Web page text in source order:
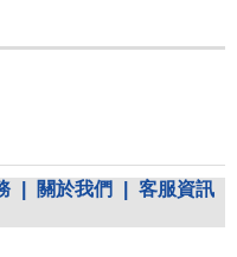
關於我們
客服資訊